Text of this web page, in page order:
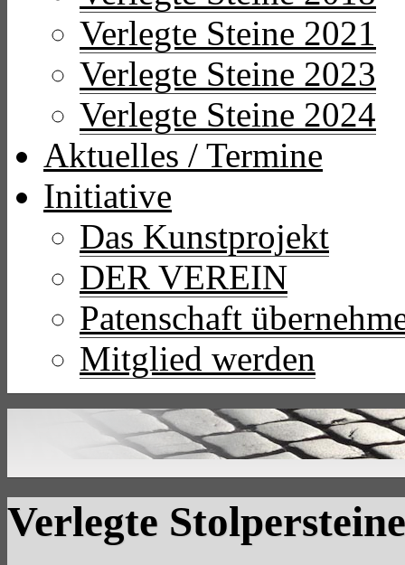
Verlegte Steine 2021
Verlegte Steine 2023
Verlegte Steine 2024
Aktuelles / Termine
Initiative
Das Kunstprojekt
DER VEREIN
Patenschaft
Mitglied werden
Verlegte